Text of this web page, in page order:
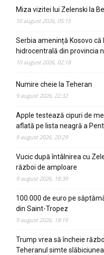
Miza vizitei lui Zelenski la
10 august 2026, 05:15
Serbia amenință Kosovo
hidrocentrală din provincia
10 august 2026, 02:18
Numire cheie la Teheran
9 august 2026, 22:32
Apple testează cipuri de
aflată pe lista neagră a
9 august 2026, 20:29
Vucic după întâlnirea cu
război de amploare
9 august 2026, 18:39
100.000 de euro pe
din Saint-Tropez
9 august 2026, 18:19
Trump vrea să încheie
Teheranul simte